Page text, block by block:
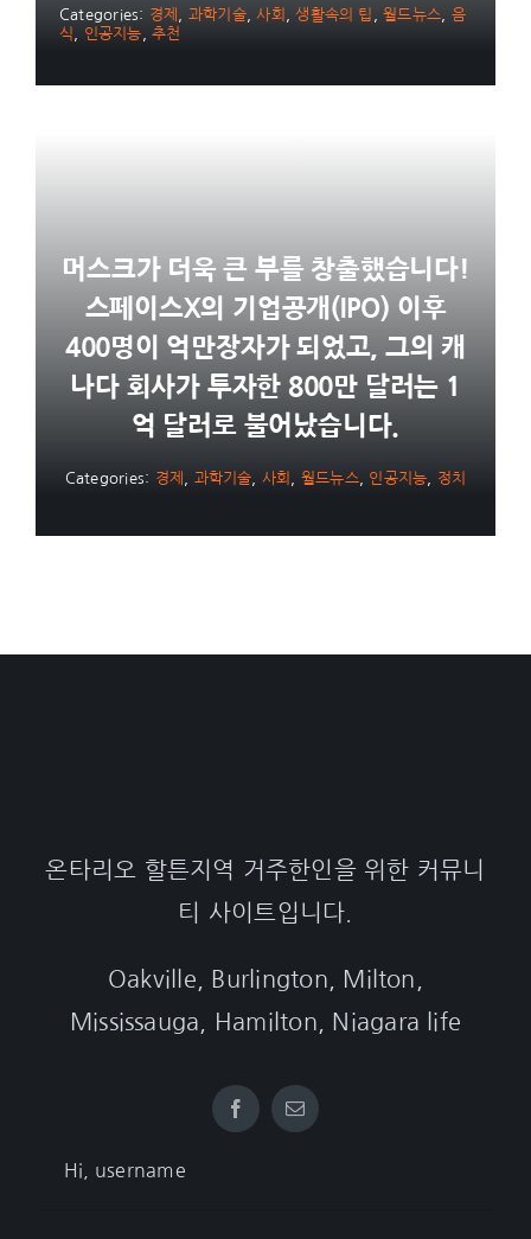
Categories: 경제 과학기술,사회 ,생활속의 팁 ,월드뉴스
음
식
인공지능 ,추천
머스크가 더욱 큰 부를 창출했습니다!
스페이스X의 기업공개(IPO) 이후
400명이 억만장자가 되었고, 그의 캐
나다 회사가 투자한 800만 달러는 1
억 달러로 불어났습니다.
Categories: 경제 과학기술 사회 월드뉴스, 인공지능 정치
온타리오 할튼지역 거주한인을 위한 커뮤니
티 사이트입니다.
Oakville, Burlington, Milton,
Mississauga, Hamilton, Niagara life
Hi, username